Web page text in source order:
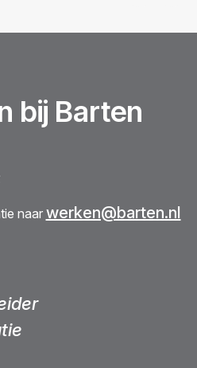
bij Barten
naarwerken@barten.nl